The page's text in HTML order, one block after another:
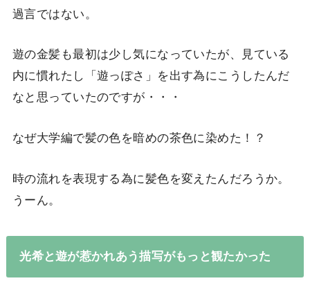
過言ではない。
遊の金髪も最初は少し気になっていたが、見ている
内に慣れたし「遊っぽさ」を出す為にこうしたんだ
なと思っていたのですが・・・
なぜ大学編で髪の色を暗めの茶色に染めた！？
時の流れを表現する為に髪色を変えたんだろうか。
うーん。
光希と遊が惹かれあう描写がもっと観たかった